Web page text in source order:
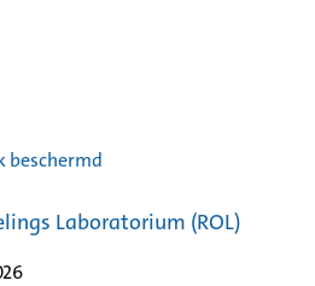
beschermd
Laboratorium (ROL)